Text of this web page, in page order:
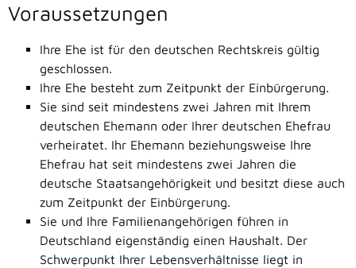
Voraussetzungen
Ihre Ehe ist für den deutschen Rechtskreis gültig
geschlossen.
Ihre Ehe besteht zum Zeitpunkt der Einbürgerung.
Sie sind seit mindestens zwei Jahren mit Ihrem
deutschen Ehemann oder Ihrer deutschen Ehefrau
verheiratet. Ihr Ehemann beziehungsweise Ihre
Ehefrau hat seit mindestens zwei Jahren die
deutsche Staatsangehörigkeit und besitzt diese auch
zum Zeitpunkt der Einbürgerung.
Sie und Ihre Familienangehörigen führen in
Deutschland eigenständig einen Haushalt. Der
Schwerpunkt Ihrer Lebensverhältnisse liegt in